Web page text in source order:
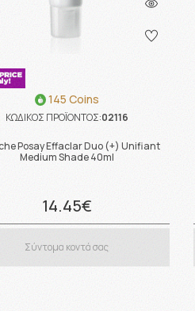
145 Coins
ΚΩΔΙΚΟΣ ΠΡΟΪΟΝΤΟΣ:02116
Posay Effaclar Duo (+) Unifiant
Medium Shade 40ml
14.45€
Σύντομα κοντά σας